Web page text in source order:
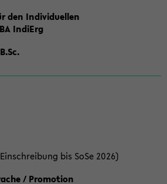
den Individuellen
IndiErg
bis SoSe 2026)
/ Promotion